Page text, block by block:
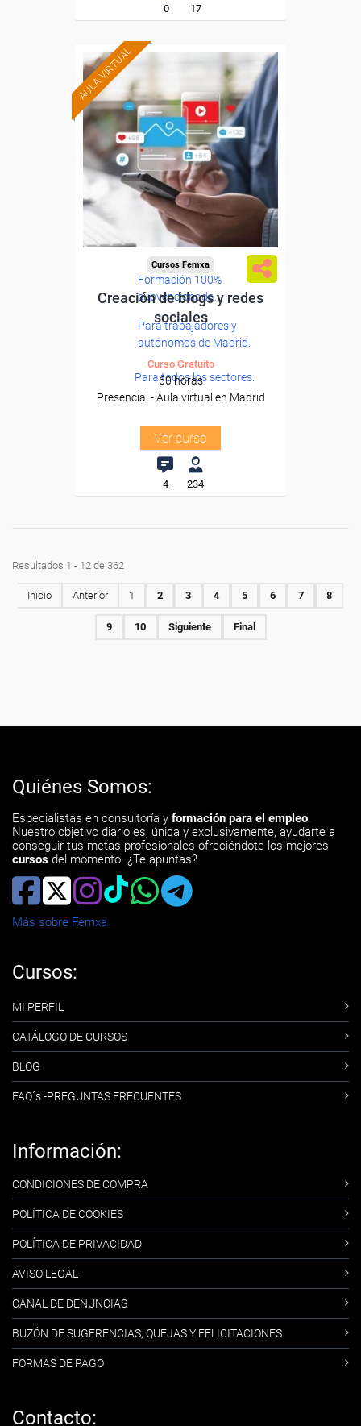
0 17
AULA VIRTUAL
Formación 100%
subvencionada.
Para trabajadores y
autónomos de Madrid.
Para todos los sectores.
Cursos Femxa
Creación de blogs y redes
sociales
Curso Gratuito
60 horas
Presencial - Aula virtual en Madrid
Ver curso
4 234
Resultados 1 - 12 de 362
Inicio Anterior 1 2 3 4 5 6 7 8
9 10 Siguiente Final
Quiénes Somos:
Especialistas en consultoría y formación para el empleo.
Nuestro objetivo diario es, única y exclusivamente, ayudarte a
conseguir tus metas profesionales ofreciéndote los mejores
cursos del momento. ¿Te apuntas?
Más sobre Femxa
Cursos:
MI PERFIL
CATÁLOGO DE CURSOS
BLOG
FAQ´s -PREGUNTAS FRECUENTES
Información:
CONDICIONES DE COMPRA
POLÍTICA DE COOKIES
POLÍTICA DE PRIVACIDAD
AVISO LEGAL
CANAL DE DENUNCIAS
BUZÓN DE SUGERENCIAS, QUEJAS Y FELICITACIONES
FORMAS DE PAGO
Contacto: